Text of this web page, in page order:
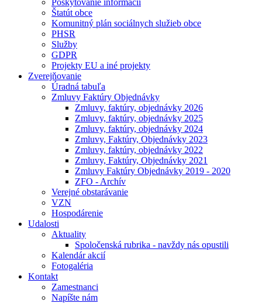
Poskytovanie informácií
Štatút obce
Komunitný plán sociálnych služieb obce
PHSR
Služby
GDPR
Projekty EU a iné projekty
Zverejňovanie
Úradná tabuľa
Zmluvy Faktúry Objednávky
Zmluvy, faktúry, objednávky 2026
Zmluvy, faktúry, objednávky 2025
Zmluvy, faktúry, objednávky 2024
Zmluvy, Faktúry, Objednávky 2023
Zmluvy, faktúry, objednávky 2022
Zmluvy, Faktúry, Objednávky 2021
Zmluvy Faktúry Objednávky 2019 - 2020
ZFO - Archív
Verejné obstarávanie
VZN
Hospodárenie
Udalosti
Aktuality
Spoločenská rubrika - navždy nás opustili
Kalendár akcií
Fotogaléria
Kontakt
Zamestnanci
Napíšte nám